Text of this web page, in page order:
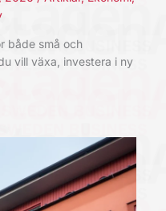
både små och
vill växa, investera i ny